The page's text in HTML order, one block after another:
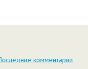
комментарии